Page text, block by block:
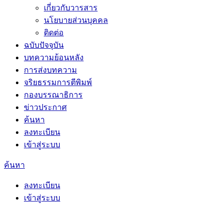
เกี่ยวกับวารสาร
นโยบายส่วนบุคคล
ติดต่อ
ฉบับปัจจุบัน
บทความย้อนหลัง
การส่งบทความ
จริยธรรมการตีพิมพ์
กองบรรณาธิการ
ข่าวประกาศ
ค้นหา
ลงทะเบียน
เข้าสู่ระบบ
ค้นหา
ลงทะเบียน
เข้าสู่ระบบ